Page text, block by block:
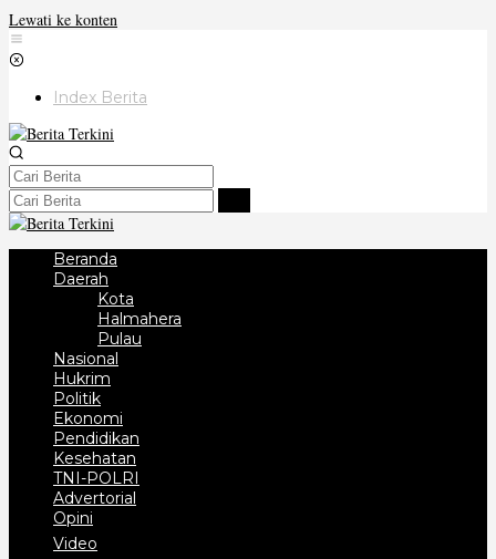
Lewati ke konten
Index Berita
Beranda
Daerah
Kota
Halmahera
Pulau
Nasional
Hukrim
Politik
Ekonomi
Pendidikan
Kesehatan
TNI-POLRI
Advertorial
Opini
Video